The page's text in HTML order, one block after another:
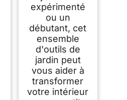
expérimenté
ou un
débutant, cet
ensemble
d'outils de
jardin peut
vous aider à
transformer
votre intérieur